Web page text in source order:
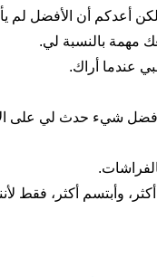
أعدكم أن الأفضل لم
مهمة بالنسبة لي.
عندما أراك.
شيء حدث لي على
وأبتسم أكثر، فقط